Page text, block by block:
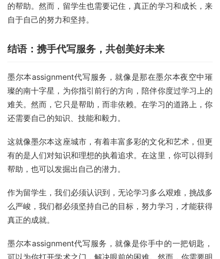
的帮助。然而，留学生也需要记住，真正的学习和成长，来
自于自己的努力和坚持。
结语：携手代写服务，共创美好未来
墨尔本assignment代写服务，就像是那在墨尔本夜空中璀
璨的南十字星，为你指引前行的方向，陪伴你度过学习上的
难关。然而，它只是帮助，而非依赖。在学习的道路上，你
还需要自己的知识、技能和毅力。
这就像墨尔本这座城市，有着丰富多彩的文化和艺术，但更
有的是人们对知识和理想的执着追求。在这里，你可以得到
帮助，也可以发掘出自己的潜力。
作为留学生，我们必须认识到，无论学习多么艰难，挑战多
么严峻，我们都必须坚持自己的目标，努力学习，才能获得
真正的成就。
墨尔本assignment代写服务，就像是你手中的一把钥匙，
可以为你打开学术之门，解决眼前的困难。然而，你需要明